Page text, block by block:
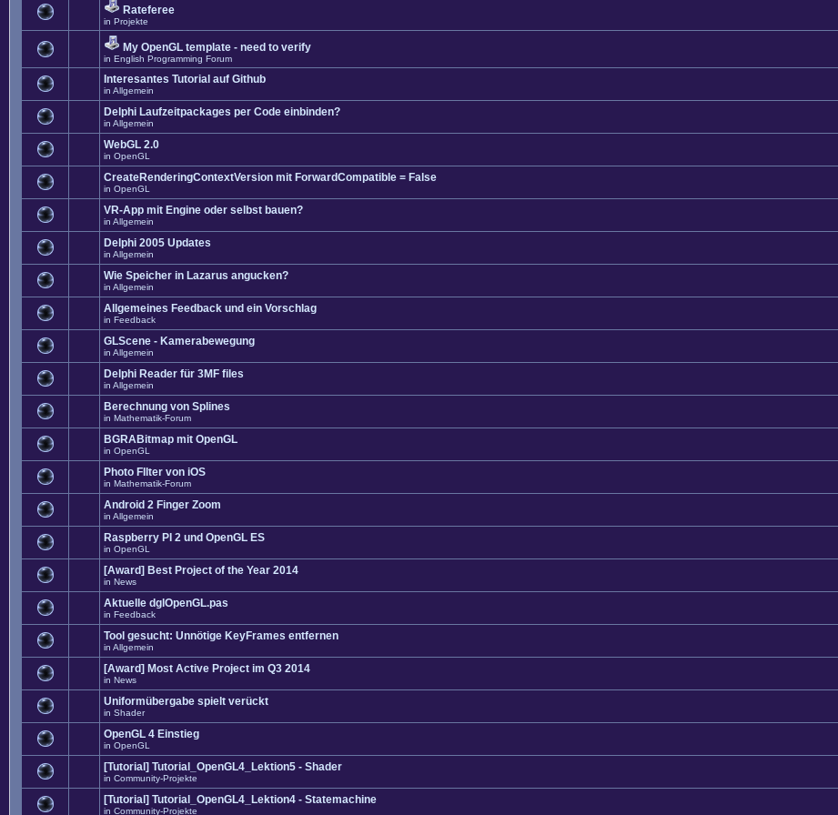
Rateferee
in Projekte
My OpenGL template - need to verify
in English Programming Forum
Interesantes Tutorial auf Github
in Allgemein
Delphi Laufzeitpackages per Code einbinden?
in Allgemein
WebGL 2.0
in OpenGL
CreateRenderingContextVersion mit ForwardCompatible = False
in OpenGL
VR-App mit Engine oder selbst bauen?
in Allgemein
Delphi 2005 Updates
in Allgemein
Wie Speicher in Lazarus angucken?
in Allgemein
Allgemeines Feedback und ein Vorschlag
in Feedback
GLScene - Kamerabewegung
in Allgemein
Delphi Reader für 3MF files
in Allgemein
Berechnung von Splines
in Mathematik-Forum
BGRABitmap mit OpenGL
in OpenGL
Photo FIlter von iOS
in Mathematik-Forum
Android 2 Finger Zoom
in Allgemein
Raspberry PI 2 und OpenGL ES
in OpenGL
[Award] Best Project of the Year 2014
in News
Aktuelle dglOpenGL.pas
in Feedback
Tool gesucht: Unnötige KeyFrames entfernen
in Allgemein
[Award] Most Active Project im Q3 2014
in News
Uniformübergabe spielt verückt
in Shader
OpenGL 4 Einstieg
in OpenGL
[Tutorial] Tutorial_OpenGL4_Lektion5 - Shader
in Community-Projekte
[Tutorial] Tutorial_OpenGL4_Lektion4 - Statemachine
in Community-Projekte